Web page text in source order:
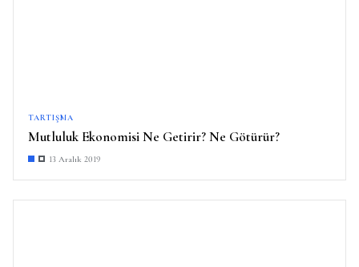
TARTIŞMA
Mutluluk Ekonomisi Ne Getirir? Ne Götürür?
13 Aralık 2019